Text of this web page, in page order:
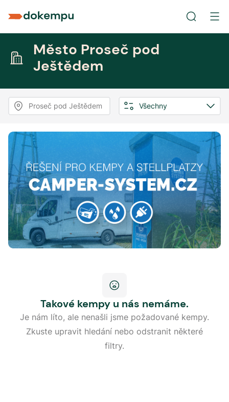
Město Proseč pod
Ještědem
Proseč pod Ještědem Všechny
Takové kempy u nás nemáme.
Je nám líto, ale nenašli jsme požadované kempy.
Zkuste upravit hledání nebo odstranit některé
filtry.